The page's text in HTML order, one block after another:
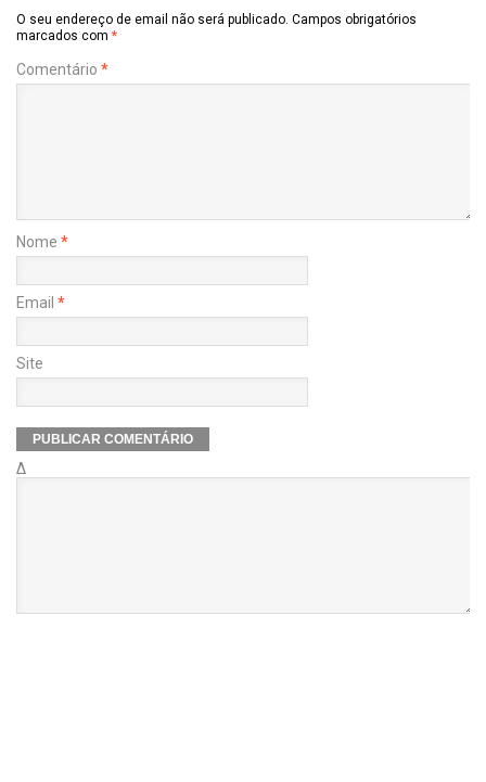
O seu endereço de email não será publicado. Campos obrigatórios
marcados com *
Comentário *
Nome *
Email *
Site
Δ